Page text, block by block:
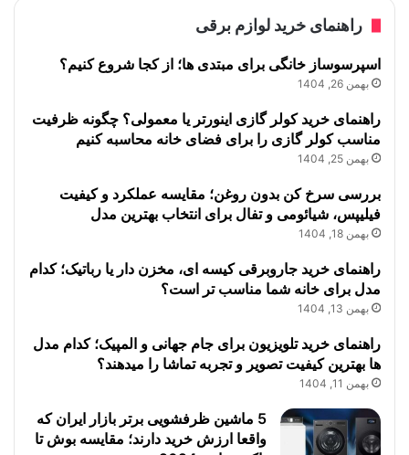
راهنمای خرید لوازم برقی
اسپرسوساز خانگی برای مبتدی ها؛ از کجا شروع کنیم؟
بهمن 26, 1404
راهنمای خرید کولر گازی اینورتر یا معمولی؟ چگونه ظرفیت
مناسب کولر گازی را برای فضای خانه محاسبه کنیم
بهمن 25, 1404
بررسی سرخ کن بدون روغن؛ مقایسه عملکرد و کیفیت
فیلیپس، شیائومی و تفال برای انتخاب بهترین مدل
بهمن 18, 1404
راهنمای خرید جاروبرقی کیسه ای، مخزن دار یا رباتیک؛ کدام
مدل برای خانه شما مناسب تر است؟
بهمن 13, 1404
راهنمای خرید تلویزیون برای جام جهانی و المپیک؛ کدام مدل
ها بهترین کیفیت تصویر و تجربه تماشا را میدهند؟
بهمن 11, 1404
5 ماشین ظرفشویی برتر بازار ایران که
واقعا ارزش خرید دارند؛ مقایسه بوش تا